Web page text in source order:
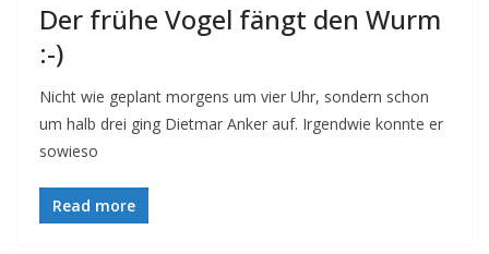
Der frühe Vogel fängt den Wurm
:-)
Nicht wie geplant morgens um vier Uhr, sondern schon
um halb drei ging Dietmar Anker auf. Irgendwie konnte er
sowieso
Read more